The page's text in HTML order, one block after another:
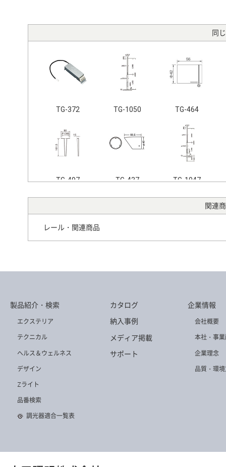
同
TG-372 TG-1050 TG-464
TG-497 TG-437 TG-1047
TG-462 TG-1039
関連
レール・関連商品
製品紹介・検索
エクステリア
テクニカル
ヘルス＆ウェルネス
デザイン
Zライト
品番検索
調光器適合一覧表
カタログ
納入事例
メディア掲載
サポート
企業情報
会社概要
本社・事
企業理念
品質・環